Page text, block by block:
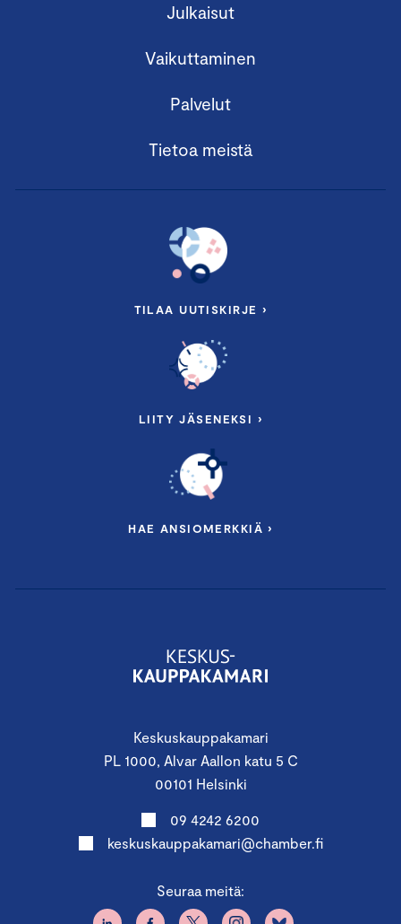
Keskuskauppakamari
PL 1000, Alvar Aallon katu 5 C
00101 Helsinki
09 4242 6200
keskuskauppakamari@chamber.fi
Seuraa meitä:
Julkaisut
Vaikuttaminen
Palvelut
Tietoa meistä
TILAA UUTISKIRJE ›
LIITY JÄSENEKSI ›
HAE ANSIOMERKKIÄ ›